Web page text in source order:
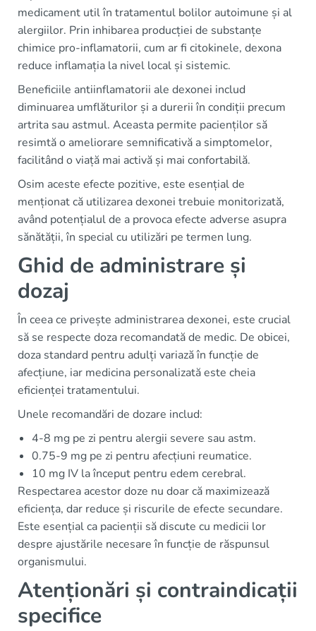
medicament util în tratamentul bolilor autoimune și al
alergiilor. Prin inhibarea producției de substanțe
chimice pro-inflamatorii, cum ar fi citokinele, dexona
reduce inflamația la nivel local și sistemic.
Beneficiile antiinflamatorii ale dexonei includ
diminuarea umflăturilor și a durerii în condiții precum
artrita sau astmul. Aceasta permite pacienților să
resimtă o ameliorare semnificativă a simptomelor,
facilitând o viață mai activă și mai confortabilă.
Osim aceste efecte pozitive, este esențial de
menționat că utilizarea dexonei trebuie monitorizată,
având potențialul de a provoca efecte adverse asupra
sănătății, în special cu utilizări pe termen lung.
Ghid de administrare și
dozaj
În ceea ce privește administrarea dexonei, este crucial
să se respecte doza recomandată de medic. De obicei,
doza standard pentru adulți variază în funcție de
afecțiune, iar medicina personalizată este cheia
eficienței tratamentului.
Unele recomandări de dozare includ:
4-8 mg pe zi pentru alergii severe sau astm.
0.75-9 mg pe zi pentru afecțiuni reumatice.
10 mg IV la început pentru edem cerebral.
Respectarea acestor doze nu doar că maximizează
eficiența, dar reduce și riscurile de efecte secundare.
Este esențial ca pacienții să discute cu medicii lor
despre ajustările necesare în funcție de răspunsul
organismului.
Atenționări și contraindicații
specifice